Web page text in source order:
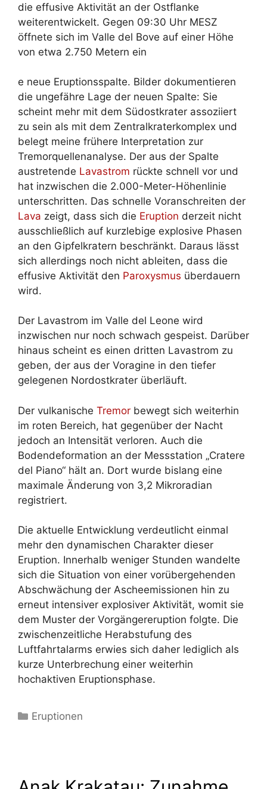
die effusive Aktivität an der Ostflanke
weiterentwickelt. Gegen 09:30 Uhr MESZ
öffnete sich im Valle del Bove auf einer Höhe
von etwa 2.750 Metern ein
e neue Eruptionsspalte. Bilder dokumentieren
die ungefähre Lage der neuen Spalte: Sie
scheint mehr mit dem Südostkrater assoziiert
zu sein als mit dem Zentralkraterkomplex und
belegt meine frühere Interpretation zur
Tremorquellenanalyse. Der aus der Spalte
austretende Lavastrom rückte schnell vor und
hat inzwischen die 2.000-Meter-Höhenlinie
unterschritten. Das schnelle Voranschreiten der
Lava zeigt, dass sich die Eruption derzeit nicht
ausschließlich auf kurzlebige explosive Phasen
an den Gipfelkratern beschränkt. Daraus lässt
sich allerdings noch nicht ableiten, dass die
effusive Aktivität den Paroxysmus überdauern
wird.
Der Lavastrom im Valle del Leone wird
inzwischen nur noch schwach gespeist. Darüber
hinaus scheint es einen dritten Lavastrom zu
geben, der aus der Voragine in den tiefer
gelegenen Nordostkrater überläuft.
Der vulkanische Tremor bewegt sich weiterhin
im roten Bereich, hat gegenüber der Nacht
jedoch an Intensität verloren. Auch die
Bodendeformation an der Messstation „Cratere
del Piano“ hält an. Dort wurde bislang eine
maximale Änderung von 3,2 Mikroradian
registriert.
Die aktuelle Entwicklung verdeutlicht einmal
mehr den dynamischen Charakter dieser
Eruption. Innerhalb weniger Stunden wandelte
sich die Situation von einer vorübergehenden
Abschwächung der Ascheemissionen hin zu
erneut intensiver explosiver Aktivität, womit sie
dem Muster der Vorgängereruption folgte. Die
zwischenzeitliche Herabstufung des
Luftfahrtalarms erwies sich daher lediglich als
kurze Unterbrechung einer weiterhin
hochaktiven Eruptionsphase.
Kategorien
Eruptionen